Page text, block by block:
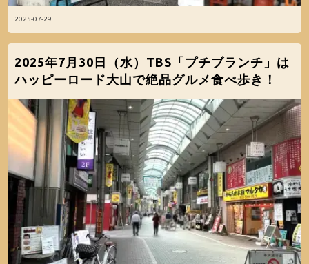
2025-07-29
2025年7月30日（水）TBS「プチブランチ」は
ハッピーロード大山で絶品グルメ食べ歩き！